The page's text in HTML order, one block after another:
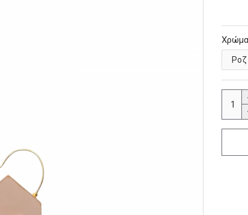
Χρώμα